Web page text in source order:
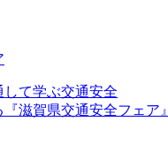
て学ぶ交通安全
滋賀県交通安全フェア